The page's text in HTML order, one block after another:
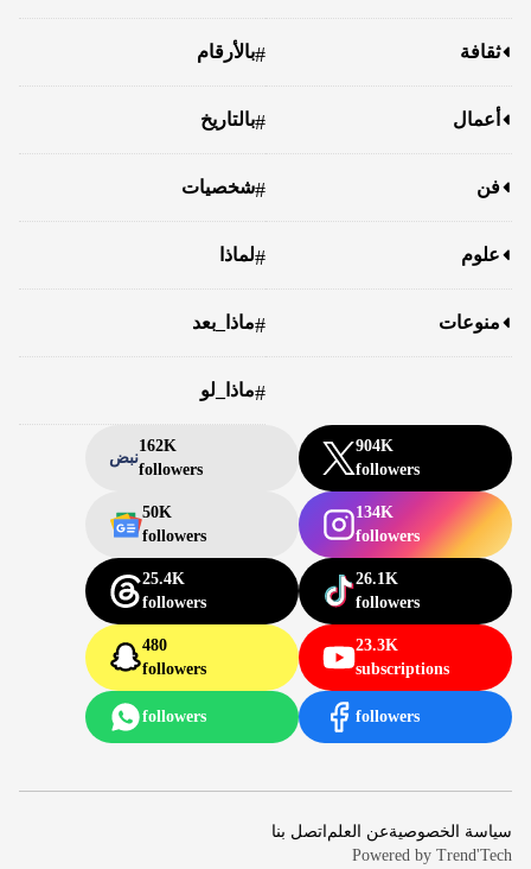
ثقافة
أعمال
فن
علوم
منوعات
#بالأرقام
#بالتاريخ
#شخصيات
#لماذا
#ماذا_بعد
#ماذا_لو
904K
followers
162K
followers
نبض
134K
followers
50K
followers
26.1K
followers
25.4K
followers
23.3K
subscriptions
480
followers
followers
followers
Powered by Trend'Tech
سياسة الخصوصيةعن العلم اتصل بنا